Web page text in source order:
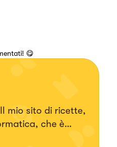
😋
mio sito di ricette,
per i fornelli.